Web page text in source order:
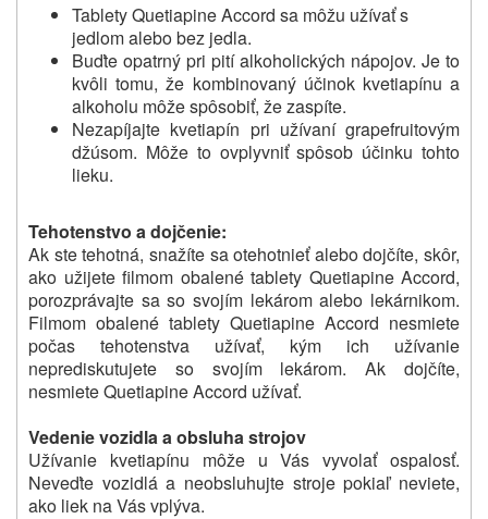
Tablety Quetiapine Accord sa môžu užívať s
jedlom alebo bez jedla.
Buďte opatrný pri pití alkoholických nápojov. Je to
kvôli tomu, že kombinovaný účinok kvetiapínu a
alkoholu môže spôsobiť, že zaspíte.
Nezapíjajte kvetiapín pri užívaní grapefruitovým
džúsom. Môže to ovplyvniť spôsob účinku tohto
lieku.
Tehotenstvo a dojčenie:
Ak ste tehotná, snažíte sa otehotnieť alebo dojčíte, skôr,
ako užijete filmom obalené tablety Quetiapine Accord,
porozprávajte sa so svojím lekárom alebo lekárnikom.
Filmom obalené tablety Quetiapine Accord nesmiete
počas tehotenstva užívať, kým ich užívanie
neprediskutujete so svojím lekárom. Ak dojčíte,
nesmiete Quetiapine Accord užívať.
Vedenie vozidla a obsluha strojov
Užívanie kvetiapínu môže u Vás vyvolať ospalosť.
Neveďte vozidlá a neobsluhujte stroje pokiaľ neviete,
ako liek na Vás vplýva.